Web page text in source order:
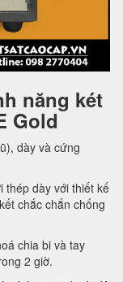
năng két
Gold
dày và cứng
thép dày với thiết kế
chắc chắn chống
chia bi và tay
2 giờ.